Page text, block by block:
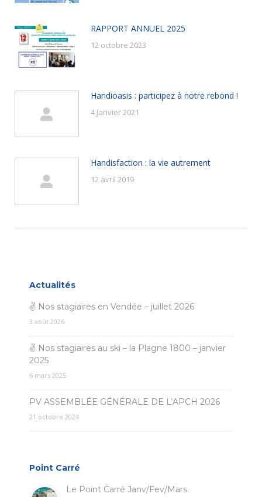
RAPPORT ANNUEL 2025
12 octobre 2023
Handioasis : participez à notre rebond !
4 janvier 2021
Handisfaction : la vie autrement
12 avril 2019
Actualités
✌ Nos stagiaires en Vendée – juillet 2026
3 août 2026
✌ Nos stagiaires au ski – la Plagne 1800 – janvier
2025
6 mars 2025
PV ASSEMBLÉE GÉNÉRALE DE L’APCH 2026
21 octobre 2024
Point Carré
Le Point Carré Janv/Fev/Mars.